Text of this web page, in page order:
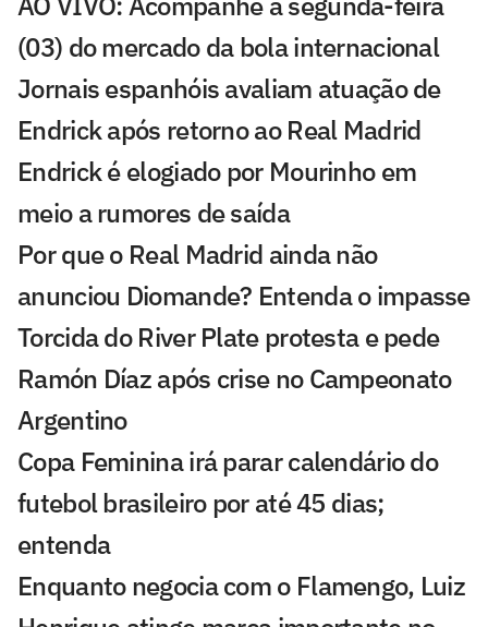
(03) do mercado da bola internacional
Jornais espanhóis avaliam atuação de
Endrick após retorno ao Real Madrid
Endrick é elogiado por Mourinho em
meio a rumores de saída
Por que o Real Madrid ainda não
anunciou Diomande? Entenda o impasse
Torcida do River Plate protesta e pede
Ramón Díaz após crise no Campeonato
Argentino
Copa Feminina irá parar calendário do
futebol brasileiro por até 45 dias;
entenda
Enquanto negocia com o Flamengo, Luiz